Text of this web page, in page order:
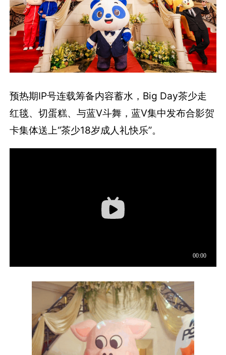
预热期IP号连载筹备内容蓄水，Big Day茶少走
红毯、切蛋糕、与蓝V斗舞，蓝V集中发布合影贺
卡集体送上“茶少18岁成人礼快乐”。